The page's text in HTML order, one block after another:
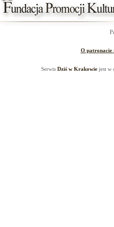
O patronacie
Serwis Dziś w Krakowiejest w